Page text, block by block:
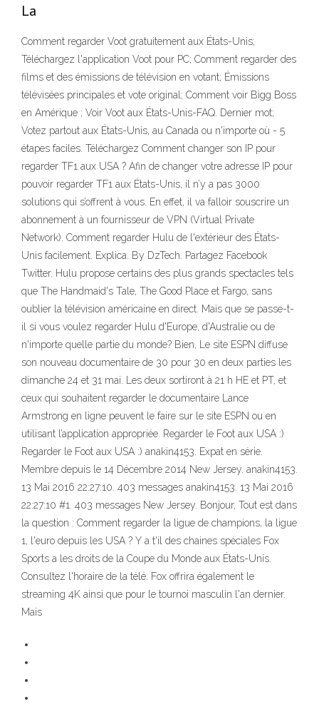
La
Comment regarder Voot gratuitement aux États-Unis;
Téléchargez l'application Voot pour PC; Comment regarder des
films et des émissions de télévision en votant; Émissions
télévisées principales et vote original; Comment voir Bigg Boss
en Amérique ; Voir Voot aux États-Unis-FAQ. Dernier mot;
Votez partout aux États-Unis, au Canada ou n'importe où - 5
étapes faciles. Téléchargez Comment changer son IP pour
regarder TF1 aux USA ? Afin de changer votre adresse IP pour
pouvoir regarder TF1 aux États-Unis, il n’y a pas 3000
solutions qui s’offrent à vous. En effet, il va falloir souscrire un
abonnement à un fournisseur de VPN (Virtual Private
Network). Comment regarder Hulu de l'extérieur des États-
Unis facilement. Explica. By DzTech. Partagez Facebook
Twitter. Hulu propose certains des plus grands spectacles tels
que The Handmaid's Tale, The Good Place et Fargo, sans
oublier la télévision américaine en direct. Mais que se passe-t-
il si vous voulez regarder Hulu d'Europe, d'Australie ou de
n'importe quelle partie du monde? Bien, Le site ESPN diffuse
son nouveau documentaire de 30 pour 30 en deux parties les
dimanche 24 et 31 mai. Les deux sortiront à 21 h HE et PT, et
ceux qui souhaitent regarder le documentaire Lance
Armstrong en ligne peuvent le faire sur le site ESPN ou en
utilisant l’application appropriée. Regarder le Foot aux USA :)
Regarder le Foot aux USA :) anakin4153. Expat en série.
Membre depuis le 14 Décembre 2014 New Jersey. anakin4153.
13 Mai 2016 22:27:10. 403 messages anakin4153. 13 Mai 2016
22:27:10 #1. 403 messages New Jersey. Bonjour, Tout est dans
la question : Comment regarder la ligue de champions, la ligue
1, l'euro depuis les USA ? Y a t'il des chaines spéciales Fox
Sports a les droits de la Coupe du Monde aux États-Unis.
Consultez l'horaire de la télé. Fox offrira également le
streaming 4K ainsi que pour le tournoi masculin l'an dernier.
Mais